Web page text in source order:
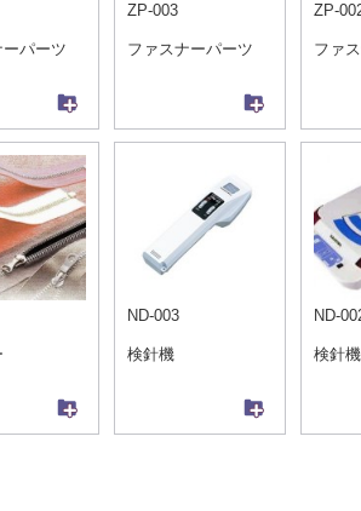
パーツ
ZP-003
ファスナーパーツ
ZP-
ファ
ND-003
検針機
ND-
検針機